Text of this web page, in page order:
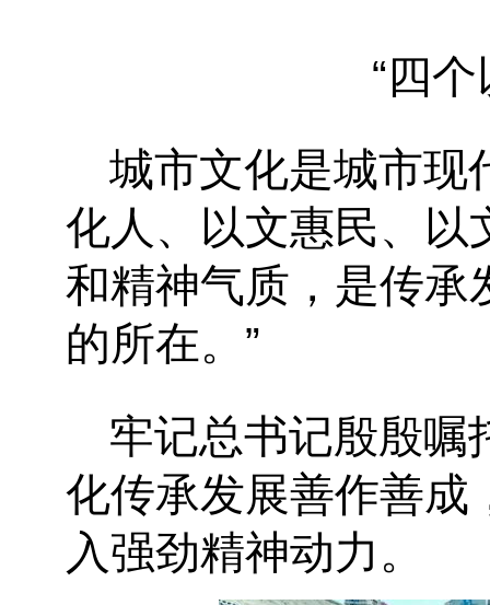
“四
城市文化是城市现
化人、以文惠民、以
和精神气质，是传承
的所在。”
牢记总书记殷殷嘱
化传承发展善作善成
入强劲精神动力。